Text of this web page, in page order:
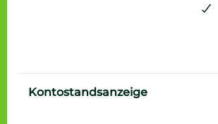
Kontostandsanzeige